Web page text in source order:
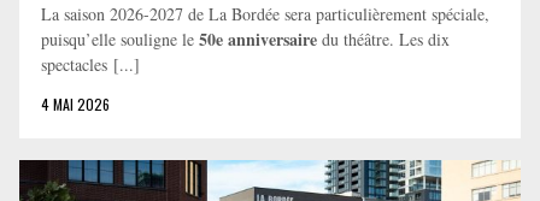
La saison 2026-2027 de La Bordée sera particulièrement spéciale,
puisqu’elle souligne le 50e anniversaire du théâtre. Les dix
spectacles [...]
4 MAI 2026